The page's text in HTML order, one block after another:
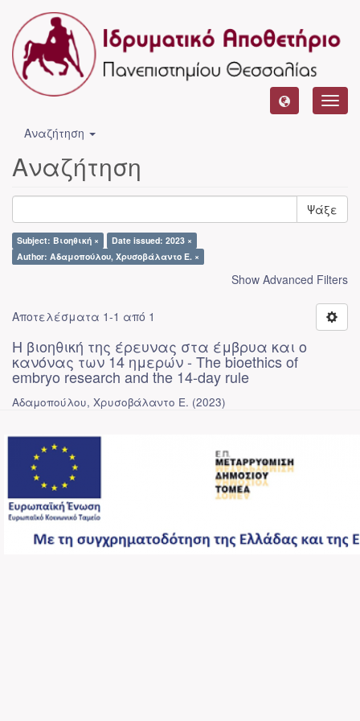
Αναζήτηση
Αναζήτηση
Ψάξε
Subject: Βιοηθική ×
Date issued: 2023 ×
Author: Αδαμοπούλου, Χρυσοβάλαντο Ε. ×
Show Advanced Filters
Αποτελέσματα 1-1 από 1
Η βιοηθική της έρευνας στα έμβρυα και ο
κανόνας των 14 ημερών - The bioethics of
embryo research and the 14-day rule
Αδαμοπούλου, Χρυσοβάλαντο Ε. (2023)